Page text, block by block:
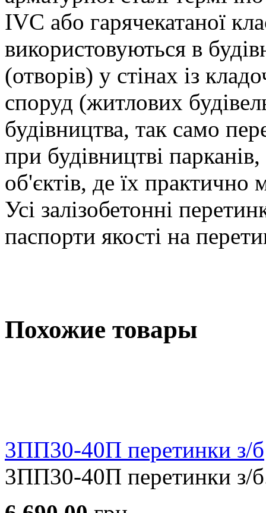
IVC або гарячекатаної
використовуються в
(отворів) у стінах із
споруд (житлових
будівництва, так само
при будівництві
об'єктів, де їх практично
Усі залізобетонні
паспорти якості на
Похожие товары
3ПП30-40П перетинки з/б
3ПП30-40П перетинки з/